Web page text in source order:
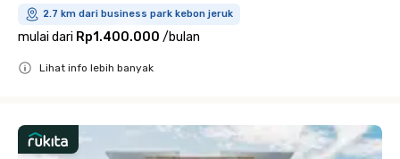
2.7 km dari business park kebon jeruk
mulai dari Rp1.400.000 /bulan
Lihat info lebih banyak